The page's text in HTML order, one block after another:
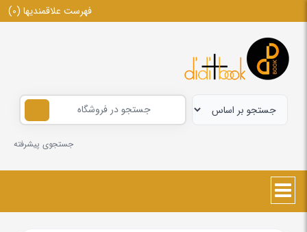
فهرست علاقمندیها (0)
جستجوی پیشرفته